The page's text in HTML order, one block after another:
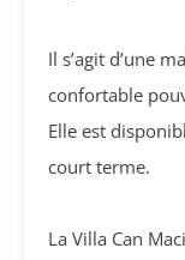
Il s’agit d’une
confortable
Elle est
court terme.
La Villa Can